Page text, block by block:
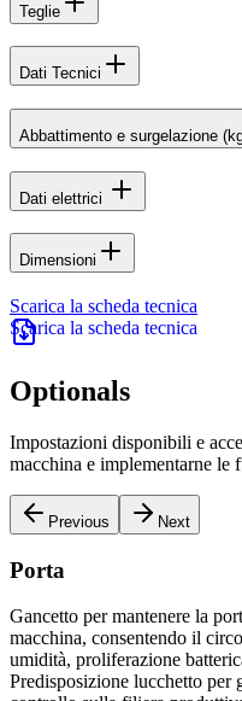
Teglie
Dati Tecnici
Abbattimento e surgelazione
Dati elettrici
Dimensioni
Scarica la scheda tecnica
Optionals
Impostazioni disponibili e
macchina e implementarne le
Previous Next
Porta
Gancetto per mantenere la
macchina, consentendo il
umidità, proliferazione
Predisposizione lucchetto per